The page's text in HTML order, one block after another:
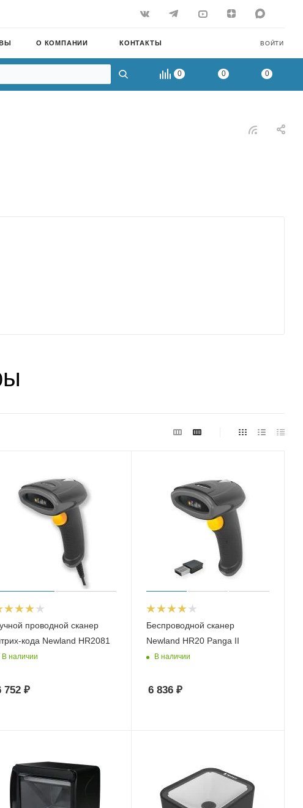
ВОЙТИ
О КОМПАНИИ КОНТАКТЫ
0 0 0
проводной сканер
кода Newland HR2081
В наличии
752₽
Беспроводной сканер
Newland HR20 Panga II
В наличии
6 836 ₽